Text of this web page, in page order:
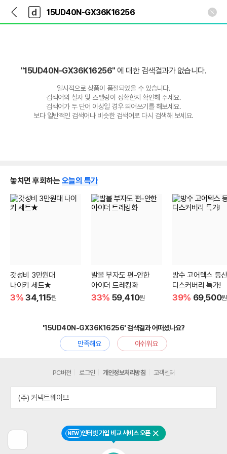
다
나
와
가
다
와
"15UD40N-GX36K16256"에 대한 검색결과가 없습니다.
일시적으로 상품이 품절되었을 수 있습니다.
검색어의 철자 및 스펠링이 정확한지 확인해 주세요.
검색어가 두 단어 이상일 경우 띄어쓰기를 해보세요.
보다 일반적인 검색어나 비슷한 검색어로 다시 검색해 보세요.
놓치면 후회하는 오늘의 특가
갓성비 3만원대
나이키 세트★
3% 34,115원
발볼 부자도 편-안한
아이더 트레킹화
33% 59,410원
방수 고어텍스 등
디스커버리 특가!
39% 69,500원
'15UD40N-GX36K16256' 검색결과 어떠셨나요?
만족해요
아쉬워요
전
NEW 인터넷 가입 비교 서비스 오픈 닫기
PC버전 로그인 개인정보처리방침 고객센터
(주) 커넥트웨이브